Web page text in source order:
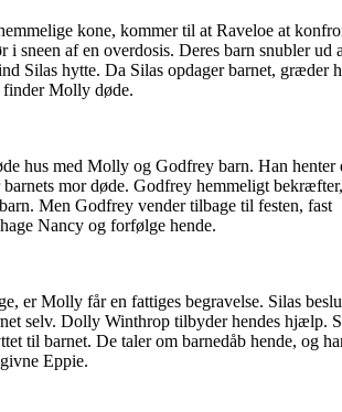
kone, kommer til at Raveloe at
i sneen af ​​en overdosis. Deres barn snubler ud
Silas hytte. Da Silas opdager barnet, græder
finder Molly døde.
hus med Molly og Godfrey barn. Han henter
mor døde. Godfrey hemmeligt
Men Godfrey vender tilbage til festen, fast
Nancy og forfølge hende.
er Molly får en fattiges begravelse. Silas
selv. Dolly Winthrop tilbyder hendes hjælp.
til barnet. De taler om barnedåb hende, og
Eppie.